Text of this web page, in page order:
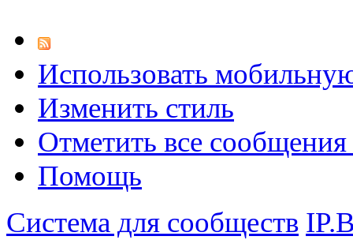
Использовать
Изменить стиль
Отметить все
Помощь
Система для сообществ